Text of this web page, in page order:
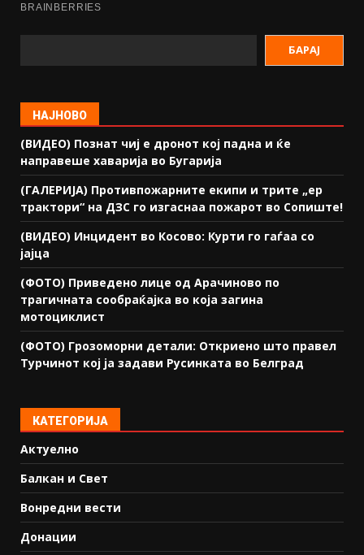
БАРАЈ
НАЈНОВО
(ВИДЕО) Познат чиј е дронот кој падна и ќе
направеше хаварија во Бугарија
(ГАЛЕРИЈА) Противпожарните екипи и трите „ер
трактори“ на ДЗС го изгаснаа пожарот во Сопиште!
(ВИДЕО) Инцидент во Косово: Курти го гаѓаа со
јајца
(ФОТО) Приведено лице од Арачиново по
трагичната сообраќајка во која загина
мотоциклист
(ФОТО) Грозоморни детали: Откриено што правел
Турчинот кој ја задави Русинката во Белград
КАТЕГОРИЈА
Актуелно
Балкан и Свет
Вонредни вести
Донации